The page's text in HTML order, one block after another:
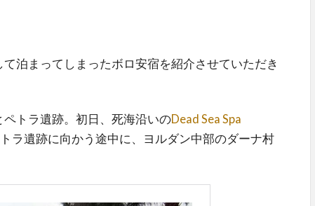
泊まってしまったボロ安宿を紹介させていただき
トラ遺跡。初日、死海沿いのDead Sea Spa
ラ遺跡に向かう途中に、ヨルダン中部のダーナ村